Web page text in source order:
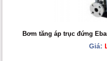
Bơm tăng áp trục đứng
Giá: